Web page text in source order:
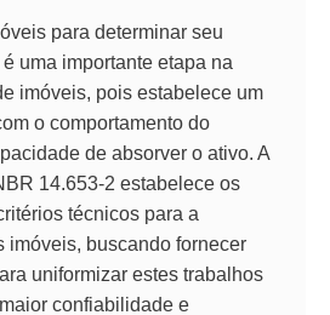
para determinar seu
uma importante etapa na
imóveis, pois estabelece um
o comportamento do
de absorver o ativo. A
14.653-2 estabelece os
técnicos para a
imóveis, buscando fornecer
uniformizar estes trabalhos
confiabilidade e